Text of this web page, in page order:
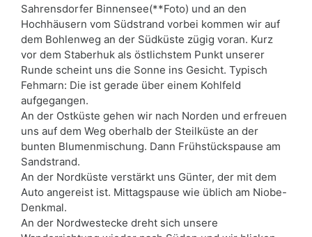
Sahrensdorfer Binnensee(**Foto) und an den
Hochhäusern vom Südstrand vorbei kommen wir auf
dem Bohlenweg an der Südküste zügig voran. Kurz
vor dem Staberhuk als östlichstem Punkt unserer
Runde scheint uns die Sonne ins Gesicht. Typisch
Fehmarn: Die ist gerade über einem Kohlfeld
aufgegangen.
An der Ostküste gehen wir nach Norden und erfreuen
uns auf dem Weg oberhalb der Steilküste an der
bunten Blumenmischung. Dann Frühstückspause am
Sandstrand.
An der Nordküste verstärkt uns Günter, der mit dem
Auto angereist ist. Mittagspause wie üblich am Niobe-
Denkmal.
An der Nordwestecke dreht sich unsere